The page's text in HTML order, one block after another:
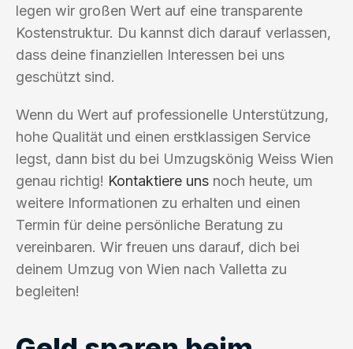
legen wir großen Wert auf eine transparente
Kostenstruktur. Du kannst dich darauf verlassen,
dass deine finanziellen Interessen bei uns
geschützt sind.
Wenn du Wert auf professionelle Unterstützung,
hohe Qualität und einen erstklassigen Service
legst, dann bist du bei Umzugskönig Weiss Wien
genau richtig! Kontaktiere uns noch heute, um
weitere Informationen zu erhalten und einen
Termin für deine persönliche Beratung zu
vereinbaren. Wir freuen uns darauf, dich bei
deinem Umzug von Wien nach Valletta zu
begleiten!